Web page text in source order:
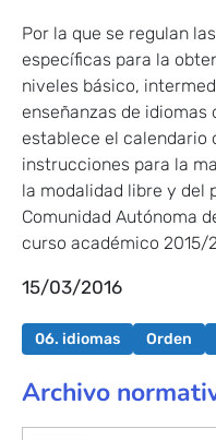
Por la que se regulan
específicas para la
niveles básico,
enseñanzas de idiomas
establece el calendario
instrucciones para la
la modalidad libre y del
Comunidad Autónoma
curso académico 2015/
15/03/2016
06. idiomas Orden
Archivo